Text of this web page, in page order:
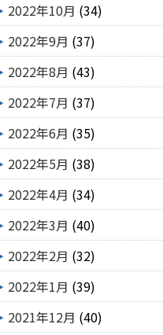
2022年10月 (34)
2022年9月 (37)
2022年8月 (43)
2022年7月 (37)
2022年6月 (35)
2022年5月 (38)
2022年4月 (34)
2022年3月 (40)
2022年2月 (32)
2022年1月 (39)
2021年12月 (40)